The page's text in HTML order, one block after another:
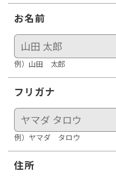
お名前
例）山田 太郎
フリガナ
例）ヤマダ タロウ
住所